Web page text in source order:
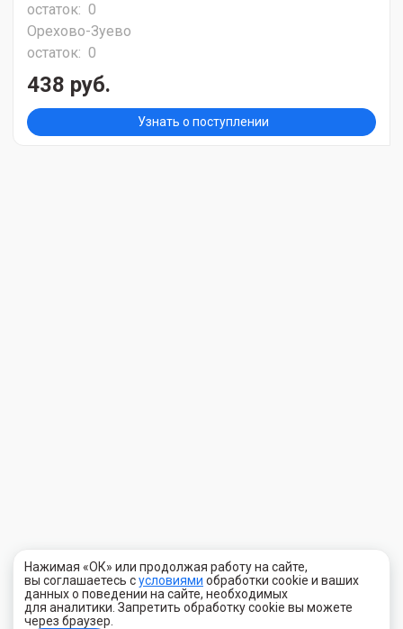
остаток: 0
Орехово-Зуево
остаток: 0
438 руб.
Узнать о поступлении
Нажимая «ОК» или продолжая работу на сайте,
вы соглашаетесь сусловиями обработки cookie и ваших
данных о поведении на сайте, необходимых
для аналитики. Запретить обработку cookie вы можете
через браузер.